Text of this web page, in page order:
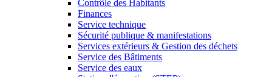
Contrôle des Habitants
Finances
Service technique
Sécurité publique & manifestations
Services extérieurs & Gestion des déchets
Service des Bâtiments
Service des eaux